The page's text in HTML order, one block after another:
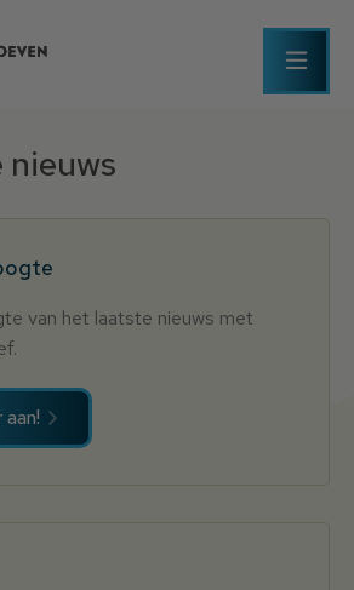
van het laatste nieuws met